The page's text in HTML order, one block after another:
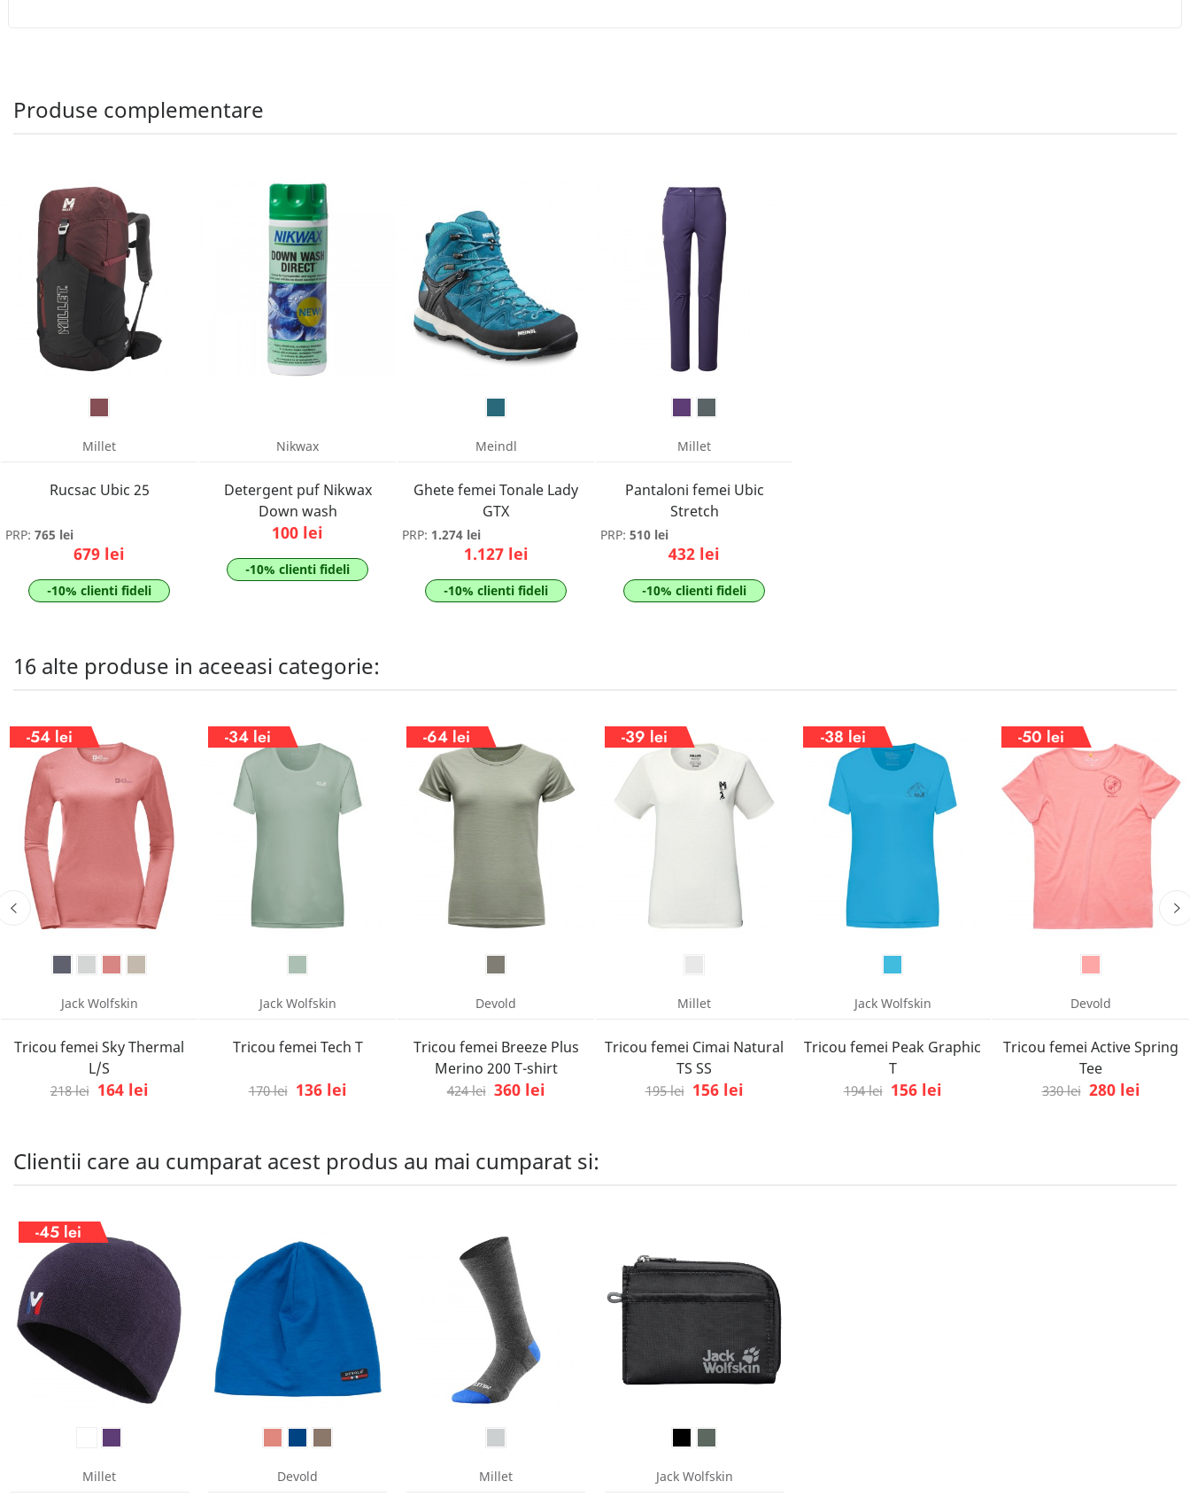
Produse complementare
Millet
Rucsac Ubic 25
PRP: 765 lei
679 lei
-10% clienti fideli
Nikwax
Detergent puf Nikwax
Down wash
100 lei
-10% clienti fideli
Meindl
Ghete femei Tonale Lady
GTX
PRP: 1.274 lei
1.127 lei
-10% clienti fideli
Millet
Pantaloni femei Ubic
Stretch
PRP: 510 lei
432 lei
-10% clienti fideli
16 alte produse in aceeasi categorie:
-54 lei
Jack Wolfskin
Tricou femei Sky Thermal
L/S
218 lei 164 lei
-34 lei
Jack Wolfskin
Tricou femei Tech T
170 lei 136 lei
-64 lei
Devold
Tricou femei Breeze Plus
Merino 200 T-shirt
424 lei 360 lei
-39 lei
Millet
Tricou femei Cimai Natural
TS SS
195 lei 156 lei
-38 lei
Jack Wolfskin
Tricou femei Peak Graphic
T
194 lei 156 lei
-50 lei
Devold
Tricou femei Active Spring
Tee
330 lei 280 lei
Clientii care au cumparat acest produs au mai cumparat si:
-45 lei
Millet Devold Millet Jack Wolfskin